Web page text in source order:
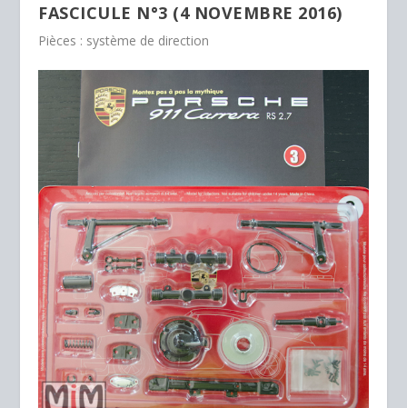
FASCICULE N°3 (4 NOVEMBRE 2016)
Pièces : système de direction